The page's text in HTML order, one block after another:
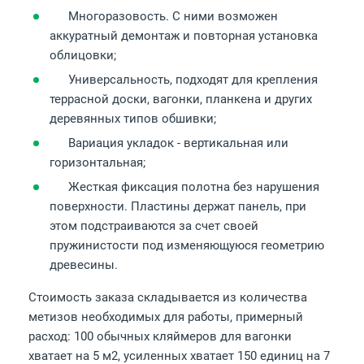
Многоразовость. С ними возможен
аккуратный демонтаж и повторная установка
облицовки;
Универсальность, подходят для крепления
террасной доски, вагонки, планкена и других
деревянных типов обшивки;
Вариация укладок - вертикальная или
горизонтальная;
Жесткая фиксация полотна без нарушения
поверхности. Пластины держат панель, при
этом подстраиваются за счет своей
пружинистости под изменяющуюся геометрию
древесины.
Стоимость заказа складывается из количества
метизов необходимых для работы, примерный
расход: 100 обычных кляймеров для вагонки
хватает на 5 м2, усиленных хватает 150 единиц на 7